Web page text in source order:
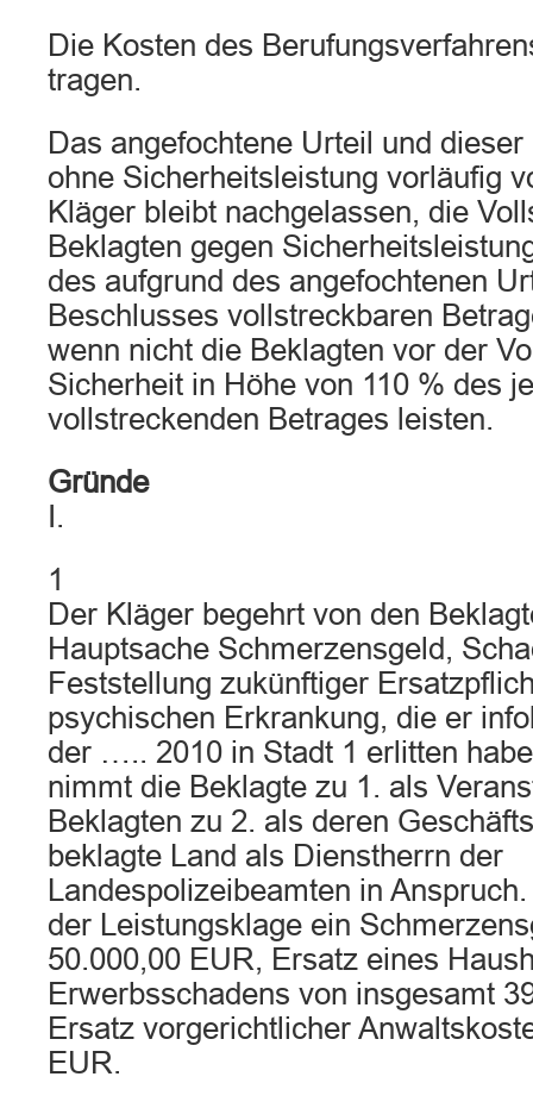
Die Kosten des
tragen.
Das angefochtene Urteil und
ohne Sicherheitsleistung vorläufig
Kläger bleibt nachgelassen, die
Beklagten gegen
des aufgrund des angefochtenen
Beschlusses vollstreckbaren
wenn nicht die Beklagten vor der
Sicherheit in Höhe von 110 % des
vollstreckenden Betrages leisten.
Gründe
I.
1
Der Kläger begehrt von den
Hauptsache Schmerzensgeld,
Feststellung zukünftiger
psychischen Erkrankung, die er
der ….. 2010 in Stadt 1 erlitten
nimmt die Beklagte zu 1. als
Beklagten zu 2. als deren
beklagte Land als Dienstherrn der
Landespolizeibeamten in
der Leistungsklage ein
50.000,00 EUR, Ersatz eines
Erwerbsschadens von insgesamt
Ersatz vorgerichtlicher
EUR.